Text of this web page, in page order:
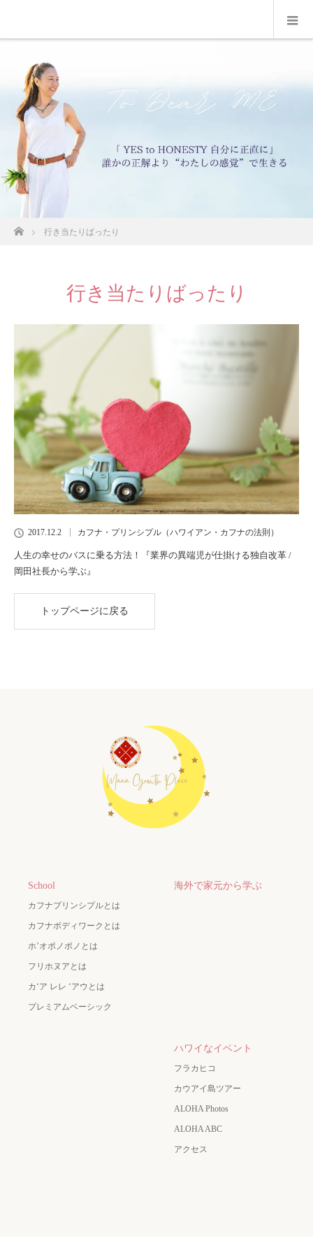
ホーム行き当たりばったり
行き当たりばったり
2017.12.2 カフナ・プリンシプル（ハワイアン・カフナの法則）
人生の幸せのバスに乗る方法！『業界の異端児が仕掛ける独自改革 /
岡田社長から学ぶ』
トップページに戻る
School
カフナプリンシプルとは
カフナボディワークとは
ホ’オポノポノとは
フリホヌアとは
カʻア レレ ʻアウとは
プレミアムベーシック
海外で家元から学ぶ
ハワイなイベント
フラカヒコ
カウアイ島ツアー
ALOHA Photos
ALOHA ABC
アクセス